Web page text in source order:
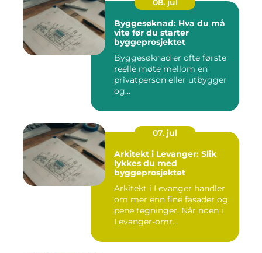
08. jul
Byggesøknad: Hva du må
vite før du starter
byggeprosjektet
Byggesøknad er ofte første
reelle møte mellom en
privatperson eller utbygger
og...
07. jul
Arkitekt i Levanger: Slik
lykkes du med
byggeprosjektet
Arkitekt i Levanger handler
om mer enn fine fasader og
pene tegninger. Når noen i
Levanger-omr...